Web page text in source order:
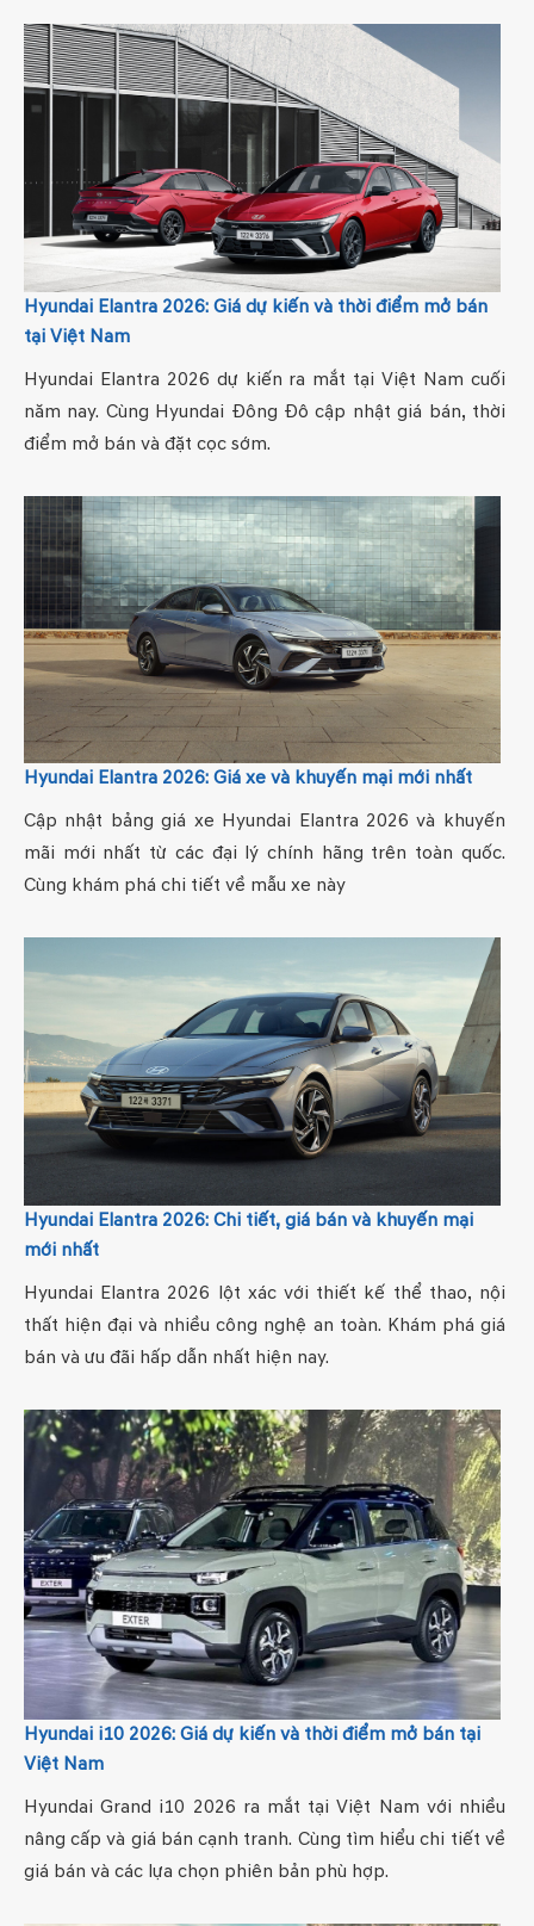
Hyundai Elantra 2026: Giá dự kiến và thời điểm mở bán
tại Việt Nam
Hyundai Elantra 2026 dự kiến ra mắt tại Việt Nam cuối
năm nay. Cùng Hyundai Đông Đô cập nhật giá bán, thời
điểm mở bán và đặt cọc sớm.
Hyundai Elantra 2026: Giá xe và khuyến mại mới nhất
Cập nhật bảng giá xe Hyundai Elantra 2026 và khuyến
mãi mới nhất từ các đại lý chính hãng trên toàn quốc.
Cùng khám phá chi tiết về mẫu xe này
Hyundai Elantra 2026: Chi tiết, giá bán và khuyến mại
mới nhất
Hyundai Elantra 2026 lột xác với thiết kế thể thao, nội
thất hiện đại và nhiều công nghệ an toàn. Khám phá giá
bán và ưu đãi hấp dẫn nhất hiện nay.
Hyundai i10 2026: Giá dự kiến và thời điểm mở bán tại
Việt Nam
Hyundai Grand i10 2026 ra mắt tại Việt Nam với nhiều
nâng cấp và giá bán cạnh tranh. Cùng tìm hiểu chi tiết về
giá bán và các lựa chọn phiên bản phù hợp.